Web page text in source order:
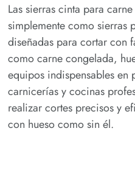
Las sierras cinta para
simplemente como sierras
diseñadas para cortar
como carne congelada,
equipos indispensables en
carnicerías y cocinas
realizar cortes precisos y
con hueso como sin él.